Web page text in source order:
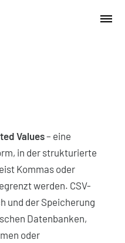
Values– eine
in der strukturierte
Kommas oder
werden. CSV-
und der Speicherung
Datenbanken,
oder